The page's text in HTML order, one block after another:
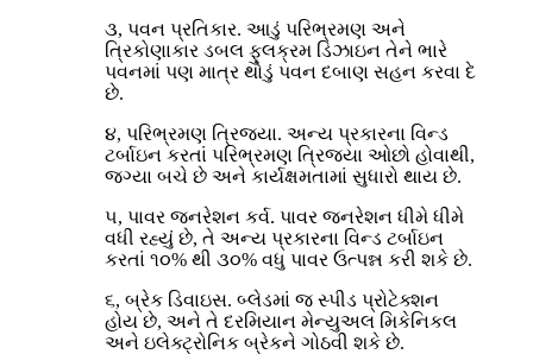
૩, પવન પ્રતિકાર. આડું પરિભ્રમણ અને
ત્રિકોણાકાર ડબલ ફુલક્રમ ડિઝાઇન તેને ભારે
પવનમાં પણ માત્ર થોડું પવન દબાણ સહન કરવા દે
છે.
૪, પરિભ્રમણ ત્રિજ્યા. અન્ય પ્રકારના વિન્ડ
ટર્બાઇન કરતાં પરિભ્રમણ ત્રિજ્યા ઓછો હોવાથી,
જગ્યા બચે છે અને કાર્યક્ષમતામાં સુધારો થાય છે.
૫, પાવર જનરેશન કર્વ. પાવર જનરેશન ધીમે ધીમે
વધી રહ્યું છે, તે અન્ય પ્રકારના વિન્ડ ટર્બાઇન
કરતાં ૧૦% થી ૩૦% વધુ પાવર ઉત્પન્ન કરી શકે છે.
૬, બ્રેક ડિવાઇસ. બ્લેડમાં જ સ્પીડ પ્રોટેક્શન
હોય છે, અને તે દરમિયાન મેન્યુઅલ મિકેનિકલ
અને ઇલેક્ટ્રોનિક બ્રેકને ગોઠવી શકે છે.